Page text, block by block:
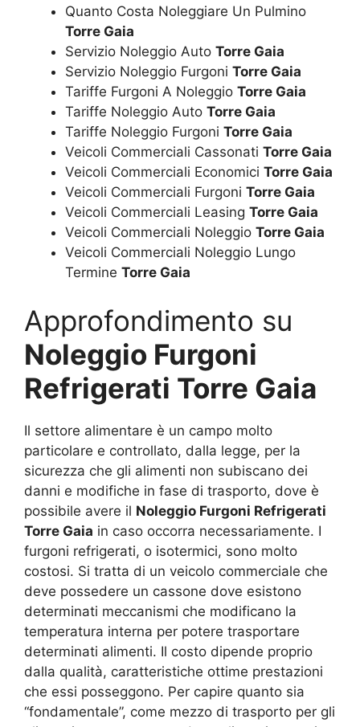
Quanto Costa Noleggiare Un Pulmino
Torre Gaia
Servizio Noleggio Auto Torre Gaia
Servizio Noleggio Furgoni Torre Gaia
Tariffe Furgoni A Noleggio Torre Gaia
Tariffe Noleggio Auto Torre Gaia
Tariffe Noleggio Furgoni Torre Gaia
Veicoli Commerciali Cassonati Torre Gaia
Veicoli Commerciali Economici Torre Gaia
Veicoli Commerciali Furgoni Torre Gaia
Veicoli Commerciali Leasing Torre Gaia
Veicoli Commerciali Noleggio Torre Gaia
Veicoli Commerciali Noleggio Lungo
Termine Torre Gaia
Approfondimento su
Noleggio Furgoni
Refrigerati Torre Gaia
Il settore alimentare è un campo molto
particolare e controllato, dalla legge, per la
sicurezza che gli alimenti non subiscano dei
danni e modifiche in fase di trasporto, dove è
possibile avere il Noleggio Furgoni Refrigerati
Torre Gaia in caso occorra necessariamente. I
furgoni refrigerati, o isotermici, sono molto
costosi. Si tratta di un veicolo commerciale che
deve possedere un cassone dove esistono
determinati meccanismi che modificano la
temperatura interna per potere trasportare
determinati alimenti. Il costo dipende proprio
dalla qualità, caratteristiche ottime prestazioni
che essi posseggono. Per capire quanto sia
“fondamentale”, come mezzo di trasporto per gli